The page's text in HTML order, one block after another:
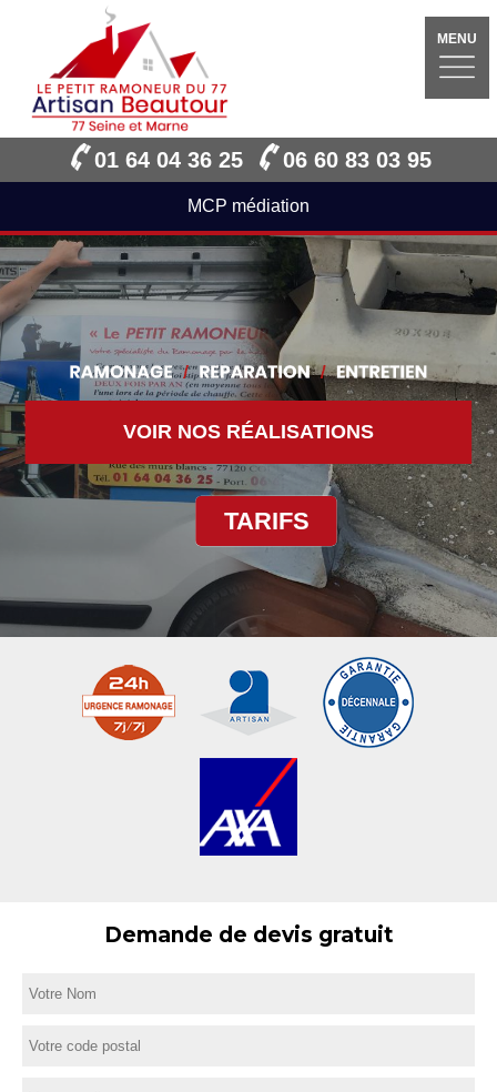
MENU
01 64 04 36 25 06 60 83 03 95
MCP médiation
VOIR NOS RÉALISATIONS
TARIFS
Demande de devis gratuit